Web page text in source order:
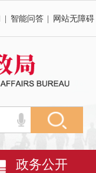
智能问答 网站无障碍
政务公开